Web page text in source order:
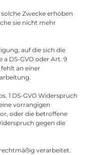
Zwecke erhoben
sie nicht mehr
auf die sich die
a DS-GVO oder Art. 9
fehlt an einer
1 DS-GVO Widerspruch
vorrangigen
oder die betroffene
gegen die
verarbeitet.